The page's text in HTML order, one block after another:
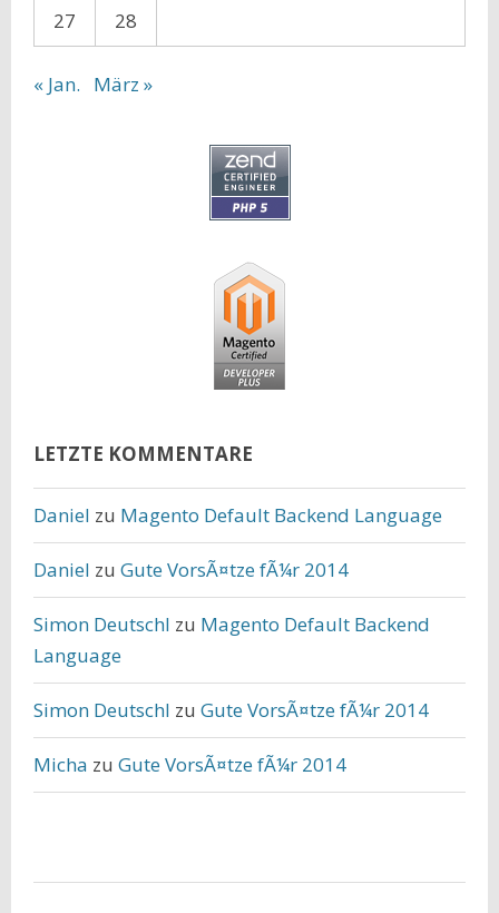
27
28
« Jan. März »
LETZTE KOMMENTARE
Daniel zu Magento Default Backend Language
Daniel zu Gute VorsÃ¤tze fÃ¼r 2014
Simon Deutschl zu Magento Default Backend
Language
Simon Deutschl zu Gute VorsÃ¤tze fÃ¼r 2014
Micha zu Gute VorsÃ¤tze fÃ¼r 2014